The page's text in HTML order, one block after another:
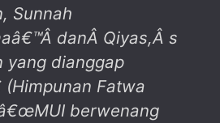
Sunnah
Â danÂ Qiyas,Â s
yang dianggap
(Himpunan Fatwa
berwenang